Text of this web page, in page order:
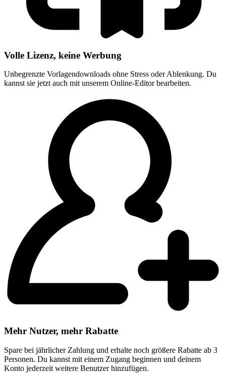
Volle Lizenz, keine Werbung
Unbegrenzte Vorlagendownloads ohne Stress oder Ablenkung. Du
kannst sie jetzt auch mit unserem Online-Editor bearbeiten.
Mehr Nutzer, mehr Rabatte
Spare bei jährlicher Zahlung und erhalte noch größere Rabatte ab 3
Personen. Du kannst mit einem Zugang beginnen und deinem
Konto jederzeit weitere Benutzer hinzufügen.